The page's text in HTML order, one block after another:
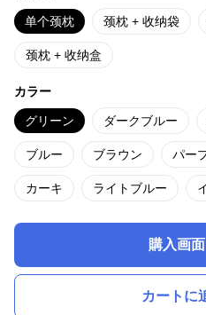
单个颈枕 颈枕 + 收纳袋
颈枕 + 收纳盒
カラー
グリーン ダークブルー
ブルー ブラウン パー
カーキ ライトブルー
購入画
カートに